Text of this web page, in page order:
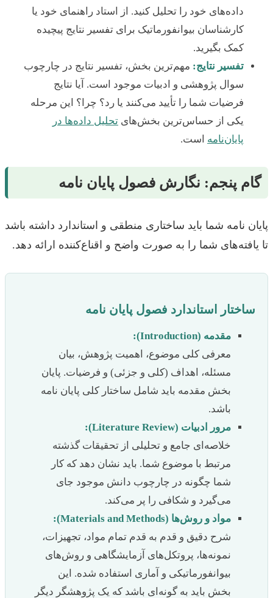
داده‌های خود را تحلیل کنید. از استاد راهنمای خود یا
کارشناسان بیوانفورماتیک برای تفسیر نتایج پیچیده
کمک بگیرید.
تفسیر نتایج: مهم‌ترین بخش، تفسیر نتایج در چارچوب
سوال پژوهشی و ادبیات موجود است. آیا نتایج
فرضیات شما را تأیید می‌کنند یا رد؟ چرا؟ این مرحله
یکی از حساس‌ترین بخش‌های تحلیل داده‌ها در
پایان‌نامه است.
گام پنجم: نگارش فصول پایان نامه
پایان نامه شما باید ساختاری منطقی و استاندارد داشته باشد
تا یافته‌های شما را به صورت واضح و اقناع‌کننده ارائه دهد.
ساختار استاندارد فصول پایان نامه
مقدمه (Introduction):
معرفی کلی موضوع، اهمیت پژوهش، بیان
مسئله، اهداف (کلی و جزئی) و فرضیات. پایان
بخش مقدمه باید شامل ساختار کلی پایان نامه
باشد.
مرور ادبیات (Literature Review):
خلاصه‌ای جامع و تحلیلی از تحقیقات گذشته
مرتبط با موضوع شما. باید نشان دهد که کار
شما چگونه در چارچوب دانش موجود جای
می‌گیرد و شکافی را پر می‌کند.
مواد و روش‌ها (Materials and Methods):
شرح دقیق و قدم به قدم تمام مواد، تجهیزات،
نمونه‌ها، پروتکل‌های آزمایشگاهی و روش‌های
بیوانفورماتیکی و آماری استفاده شده. این
بخش باید به گونه‌ای باشد که یک پژوهشگر دیگر